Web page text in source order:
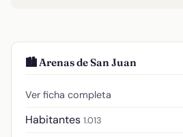
🏙️ Arenas de San Juan
Ver ficha completa
Habitantes 1.013